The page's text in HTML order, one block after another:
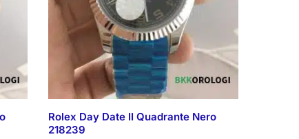
Rolex Day Date II Quadrante Nero
218239